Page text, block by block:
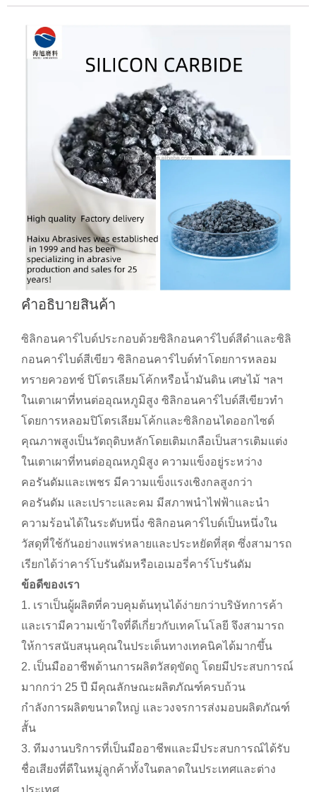
คำอธิบายสินค้า
ซิลิกอนคาร์ไบด์ประกอบด้วยซิลิกอนคาร์ไบด์สีดำและซิลิ
กอนคาร์ไบด์สีเขียว ซิลิกอนคาร์ไบด์ทำโดยการหลอม
ทรายควอทซ์ ปิโตรเลียมโค้กหรือน้ำมันดิน เศษไม้ ฯลฯ
ในเตาเผาที่ทนต่ออุณหภูมิสูง ซิลิกอนคาร์ไบด์สีเขียวทำ
โดยการหลอมปิโตรเลียมโค้กและซิลิกอนไดออกไซด์
คุณภาพสูงเป็นวัตถุดิบหลักโดยเติมเกลือเป็นสารเติมแต่ง
ในเตาเผาที่ทนต่ออุณหภูมิสูง ความแข็งอยู่ระหว่าง
คอรันดัมและเพชร มีความแข็งแรงเชิงกลสูงกว่า
คอรันดัม และเปราะและคม มีสภาพนำไฟฟ้าและนำ
ความร้อนได้ในระดับหนึ่ง ซิลิกอนคาร์ไบด์เป็นหนึ่งใน
วัสดุที่ใช้กันอย่างแพร่หลายและประหยัดที่สุด ซึ่งสามารถ
เรียกได้ว่าคาร์โบรันดัมหรือเอเมอรี่คาร์โบรันดัม
ข้อดีของเรา
1. เราเป็นผู้ผลิตที่ควบคุมต้นทุนได้ง่ายกว่าบริษัทการค้า
และเรามีความเข้าใจที่ดีเกี่ยวกับเทคโนโลยี จึงสามารถ
ให้การสนับสนุนคุณในประเด็นทางเทคนิคได้มากขึ้น
2. เป็นมืออาชีพด้านการผลิตวัสดุขัดถู โดยมีประสบการณ์
มากกว่า 25 ปี มีคุณลักษณะผลิตภัณฑ์ครบถ้วน
กำลังการผลิตขนาดใหญ่ และวงจรการส่งมอบผลิตภัณฑ์
สั้น
3. ทีมงานบริการที่เป็นมืออาชีพและมีประสบการณ์ได้รับ
ชื่อเสียงที่ดีในหมู่ลูกค้าทั้งในตลาดในประเทศและต่าง
ประเทศ